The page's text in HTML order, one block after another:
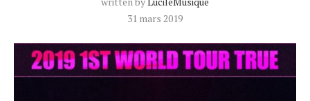
31 mars 2019